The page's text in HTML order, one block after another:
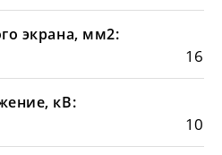
экрана, мм2:
16
кВ:
10